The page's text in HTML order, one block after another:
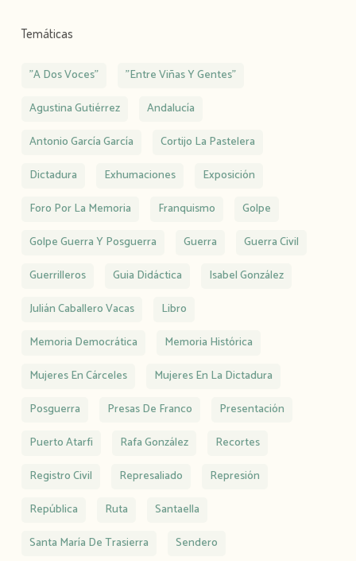
Temáticas
"A Dos Voces"
"Entre Viñas Y Gentes"
Agustina Gutiérrez
Andalucía
Antonio García García
Cortijo La Pastelera
Dictadura
Exhumaciones
Exposición
Foro Por La Memoria
Franquismo
Golpe
Golpe Guerra Y Posguerra
Guerra
Guerra Civil
Guerrilleros
Guia Didáctica
Isabel González
Julián Caballero Vacas
Libro
Memoria Democrática
Memoria Histórica
Mujeres En Cárceles
Mujeres En La Dictadura
Posguerra
Presas De Franco
Presentación
Puerto Atarfi
Rafa González
Recortes
Registro Civil
Represaliado
Represión
República
Ruta
Santaella
Santa María De Trasierra
Sendero